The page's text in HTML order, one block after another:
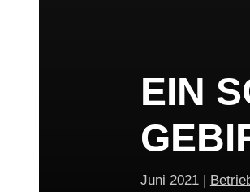
EIN
Juni 2021|